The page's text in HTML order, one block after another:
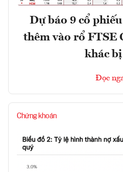
Dự báo 9 cổ
thêm vào rổ FTSE
khác
Đọc
Chứng khoán